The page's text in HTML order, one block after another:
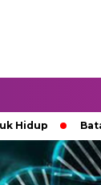
Batas yang